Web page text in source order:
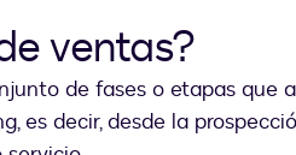
ventas?
de fases o etapas que
es decir, desde la